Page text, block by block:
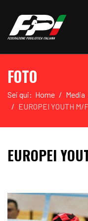
FOTO
Sei qui: Home Media
EUROPEI YOUTH M/
EUROPEI